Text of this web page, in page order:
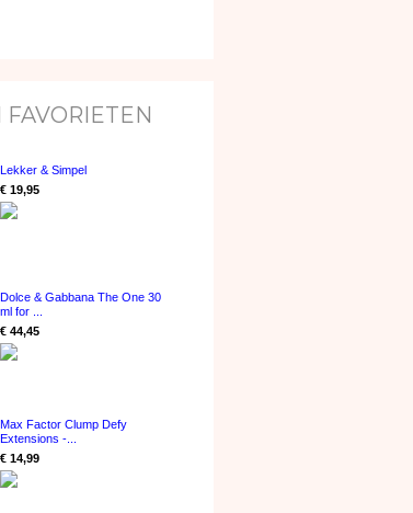
FAVORIETEN
Lekker & Simpel
€ 19,95
Dolce & Gabbana The One 30
ml for ...
€ 44,45
Max Factor Clump Defy
Extensions -...
€ 14,99